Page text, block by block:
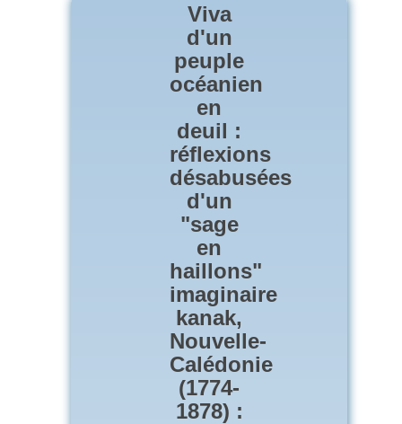
Viva
d'un
peuple
océanien
en
deuil :
réflexions
désabusées
d'un
"sage
en
haillons"
imaginaire
kanak,
Nouvelle-
Calédonie
(1774-
1878) :